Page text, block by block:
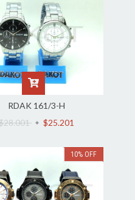
RDAK 161/3-H
$28.001
$25.201
10% OFF